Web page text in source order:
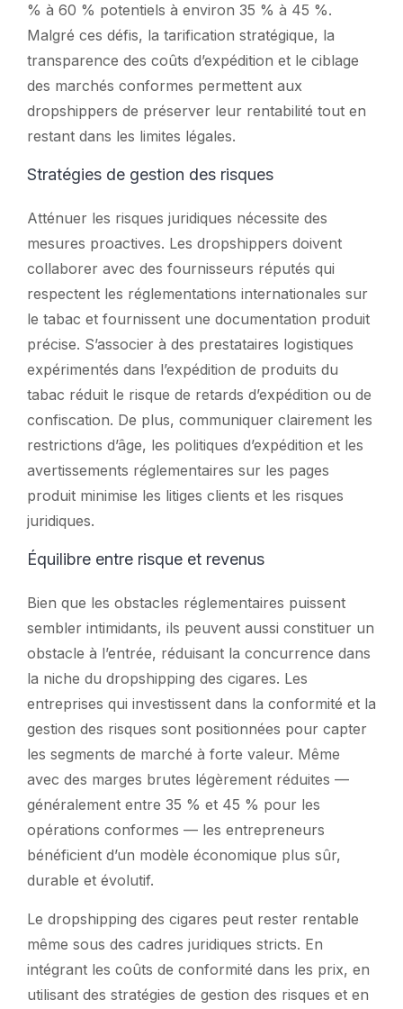
% à 60 % potentiels à environ 35 % à 45 %.
Malgré ces défis, la tarification stratégique, la
transparence des coûts d’expédition et le ciblage
des marchés conformes permettent aux
dropshippers de préserver leur rentabilité tout en
restant dans les limites légales.
Stratégies de gestion des risques
Atténuer les risques juridiques nécessite des
mesures proactives. Les dropshippers doivent
collaborer avec des fournisseurs réputés qui
respectent les réglementations internationales sur
le tabac et fournissent une documentation produit
précise. S’associer à des prestataires logistiques
expérimentés dans l’expédition de produits du
tabac réduit le risque de retards d’expédition ou de
confiscation. De plus, communiquer clairement les
restrictions d’âge, les politiques d’expédition et les
avertissements réglementaires sur les pages
produit minimise les litiges clients et les risques
juridiques.
Équilibre entre risque et revenus
Bien que les obstacles réglementaires puissent
sembler intimidants, ils peuvent aussi constituer un
obstacle à l’entrée, réduisant la concurrence dans
la niche du dropshipping des cigares. Les
entreprises qui investissent dans la conformité et la
gestion des risques sont positionnées pour capter
les segments de marché à forte valeur. Même
avec des marges brutes légèrement réduites —
généralement entre 35 % et 45 % pour les
opérations conformes — les entrepreneurs
bénéficient d’un modèle économique plus sûr,
durable et évolutif.
Le dropshipping des cigares peut rester rentable
même sous des cadres juridiques stricts. En
intégrant les coûts de conformité dans les prix, en
utilisant des stratégies de gestion des risques et en